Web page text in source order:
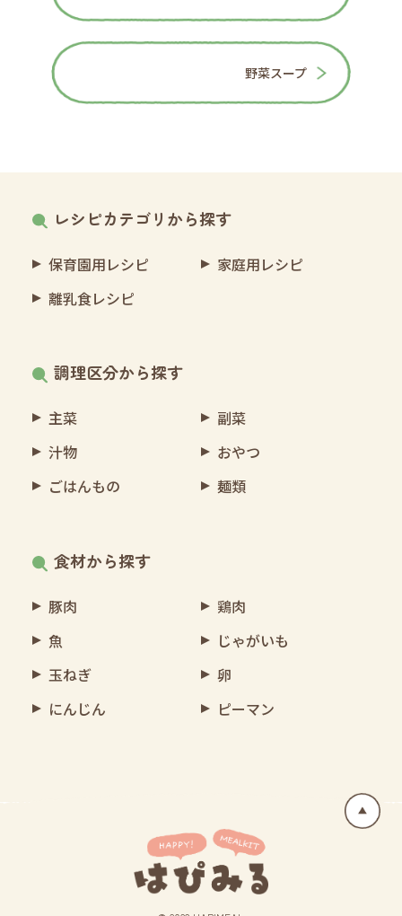
野菜スープ
レシピカテゴリから探す
保育園用レシピ
家庭用レシピ
離乳食レシピ
調理区分から探す
主菜
副菜
汁物
おやつ
ごはんもの
麺類
食材から探す
豚肉
鶏肉
魚
じゃがいも
玉ねぎ
卵
にんじん
ピーマン